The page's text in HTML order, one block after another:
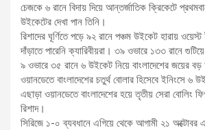
চেজকে ৬ রানে বিদায় দিয়ে আন্তর্জাতিক ক্রিকেটে
উইকেটের দেখা পান তিনি।
রিশাদের ঘূর্ণিতে পড়ে ৯২ রানে পঞ্চম উইকেট হারায়
দাঁড়াতে পারেনি ক্যারিবীয়রা। ৩৯ ওভারে ১৩৩ রানে
৯ ওভারে ৩৫ রানে ৬ উইকেট নিয়ে বাংলাদেশের জয়ের বড়
ওয়ানডেতে বাংলাদেশের চতুর্থ বোলার হিসেবে ইনিংসে ৬
এছাড়া ওয়ানডেতে বাংলাদেশের হয়ে তৃতীয় সেরা বোলিং
রিশাদ।
সিরিজে ১-০ ব্যবধানে এগিয়ে থেকে আগামী ২১